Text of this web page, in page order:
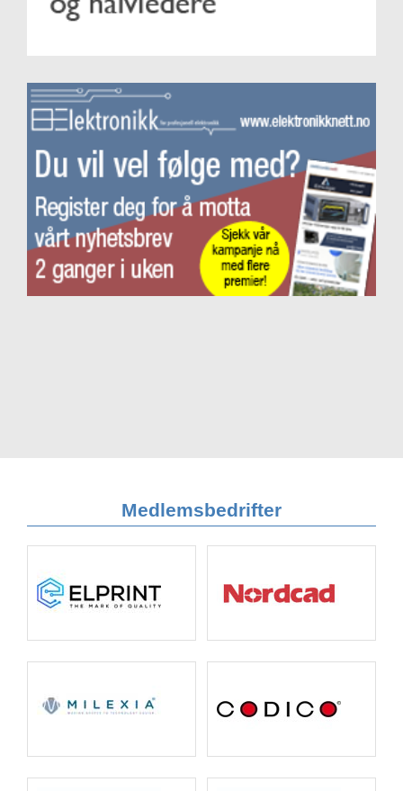
Medlemsbedrifter